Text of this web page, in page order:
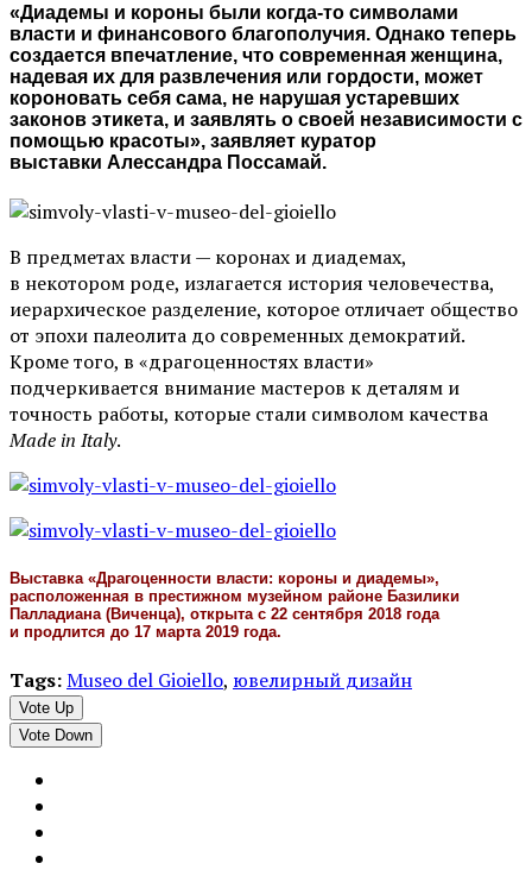
«Диадемы и короны были когда-то символами
власти и финансового благополучия. Однако теперь
создается впечатление, что современная женщина,
надевая их для развлечения или гордости, может
короновать себя сама, не нарушая устаревших
законов этикета, и заявлять о своей независимости с
помощью красоты», заявляет куратор
выставки Алессандра Поссамай.
В предметах власти — коронах и диадемах,
в некотором роде, излагается история человечества,
иерархическое разделение, которое отличает общество
от эпохи палеолита до современных демократий.
Кроме того, в «драгоценностях власти»
подчеркивается внимание мастеров к деталям и
точность работы, которые стали символом качества
Made in Italy.
Выставка «Драгоценности власти: короны и диадемы»,
расположенная в престижном музейном районе Базилики
Палладиана (Виченца), открыта с 22 сентября 2018 года
и продлится до 17 марта 2019 года.
Tags:Museo del Gioiello, ювелирный дизайн
Vote Up
Vote Down